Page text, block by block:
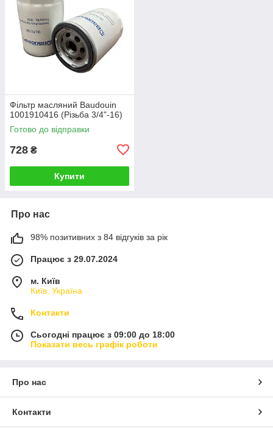
Фільтр масляний Baudouin
1001910416 (Різьба 3/4"-16)
Готово до відправки
728 ₴
Купити
Про нас
98% позитивних з 84 відгуків за рік
Працює з 29.07.2024
м. Київ
Київ, Україна
Контакти
Сьогодні працює з 09:00 до 18:00
Показати весь графік роботи
Про нас
Контакти